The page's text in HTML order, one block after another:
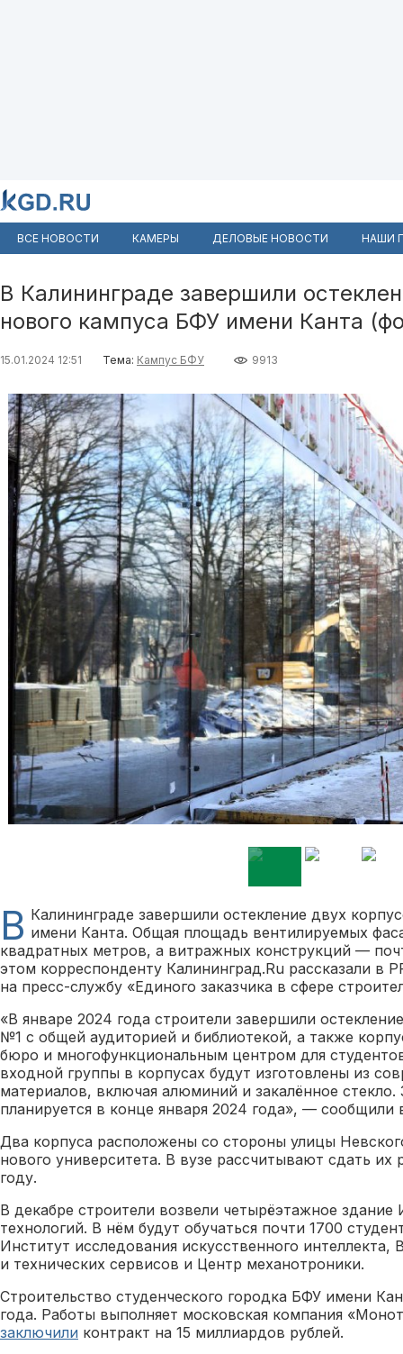
ВСЕ НОВОСТИ КАМЕРЫ ДЕЛОВЫЕ НОВОСТИ НАШИ
В Калининграде завершили
нового кампуса БФУ имени Канта
15.01.2024 12:51 Тема: Кампус БФУ 9913
В Калининграде завершили остекление двух
имени Канта. Общая площадь вентилируемых
квадратных метров, а витражных конструкций —
этом корреспонденту Калининград.Ru рассказали в
на пресс-службу «Единого заказчика в сфере
«В январе 2024 года строители завершили
№1 с общей аудиторией и библиотекой, а также
бюро и многофункциональным центром для
входной группы в корпусах будут изготовлены из
материалов, включая алюминий и закалённое стекло.
планируется в конце января 2024 года», — сообщили
Два корпуса расположены со стороны улицы
нового университета. В вузе рассчитывают сдать
году.
В декабре строители возвели четырёэтажное здание
технологий. В нём будут обучаться почти 1700
Институт исследования искусственного
и технических сервисов и Центр механотроники.
Строительство студенческого городка БФУ имени
года. Работы выполняет московская компания
заключили контракт на 15 миллиардов рублей.